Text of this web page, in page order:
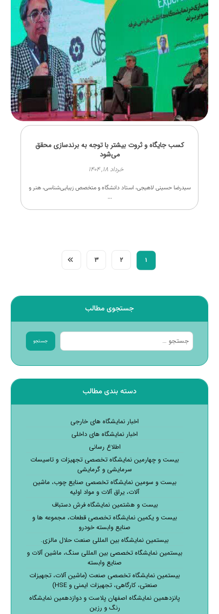
کسب جایگاه و ثروت بیشتر با توجه به برندسازی محقق
می‌شود
خرداد ۱۸, ۱۴۰۴
سیدرضا حسینی لاهیجی، استاد دانشگاه و متخصص زیبایی‌شناسی، هنر و
...
۱ ۲ ۳
جستجوی مطالب
جستجو
دسته بندی مطالب
اخبار نمایشگاه های خارجی
اخبار نمایشگاه های داخلی
اطلاع رسانی
بیست و چهارمین نمایشگاه تخصصی تجهیزات و تاسیسات
سرمایشی و گرمایشی
بیست و سومین نمایشگاه تخصصی صنایع چوب، ماشین
آلات، یراق آلات و مواد اولیه
بیست و هشتمین نمایشگاه فرش دستباف
بیست و یکمین نمایشگاه تخصصی قطعات، مجموعه ها و
صنایع وابسته خودرو
بیستمین نمایشگاه بین المللی صنعت حلال مالزی.
بیستمین نمایشگاه تخصصی بین المللی سنگ، ماشین آلات و
صنایع وابسته
بیستمین نمایشگاه تخصصی صنعت (ماشین آلات، تجهیزات
صنعتی، کارگاهی، تجهیزات ایمنی و HSE)
پانزدهمین نمایشگاه اصفهان پلاست و دوازدهمین نمایشگاه
رنگ و رزین